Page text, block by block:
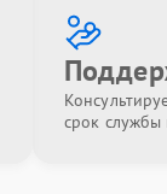
срок службы